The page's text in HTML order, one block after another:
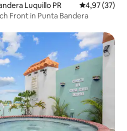
Luquillo PR Gemiddelde
4,97 (37)
Front in Punta Bandera